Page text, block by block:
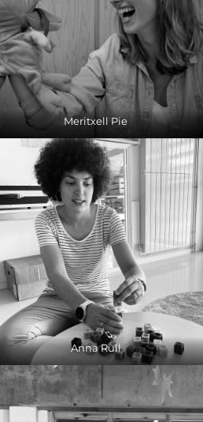
Meritxell Pie
Anna Rull